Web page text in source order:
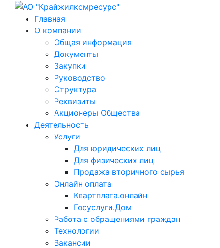
Главная
О компании
Общая информация
Документы
Закупки
Руководство
Структура
Реквизиты
Акционеры Общества
Деятельность
Услуги
Для юридических лиц
Для физических лиц
Продажа вторичного сырья
Онлайн оплата
Квартплата.онлайн
Госуслуги.Дом
Работа с обращениями граждан
Технологии
Вакансии